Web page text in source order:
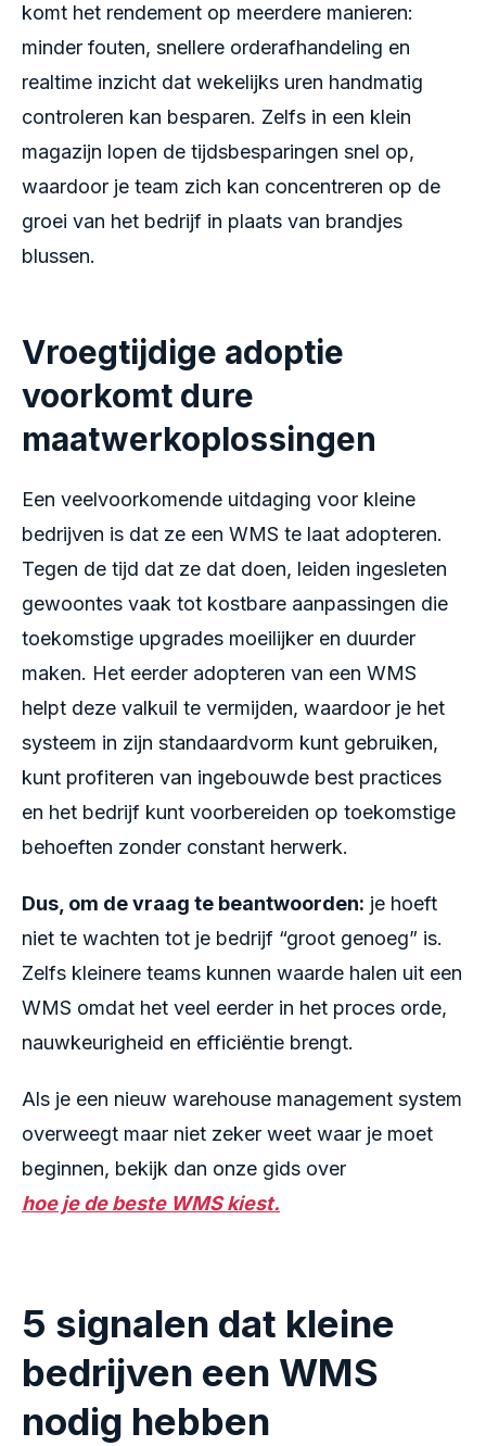
komt het rendement op meerdere manieren:
minder fouten, snellere orderafhandeling en
realtime inzicht dat wekelijks uren handmatig
controleren kan besparen. Zelfs in een klein
magazijn lopen de tijdsbesparingen snel op,
waardoor je team zich kan concentreren op de
groei van het bedrijf in plaats van brandjes
blussen.
Vroegtijdige adoptie
voorkomt dure
maatwerkoplossingen
Een veelvoorkomende uitdaging voor kleine
bedrijven is dat ze een WMS te laat adopteren.
Tegen de tijd dat ze dat doen, leiden ingesleten
gewoontes vaak tot kostbare aanpassingen die
toekomstige upgrades moeilijker en duurder
maken. Het eerder adopteren van een WMS
helpt deze valkuil te vermijden, waardoor je het
systeem in zijn standaardvorm kunt gebruiken,
kunt profiteren van ingebouwde best practices
en het bedrijf kunt voorbereiden op toekomstige
behoeften zonder constant herwerk.
Dus, om de vraag te beantwoorden: je hoeft
niet te wachten tot je bedrijf “groot genoeg” is.
Zelfs kleinere teams kunnen waarde halen uit een
WMS omdat het veel eerder in het proces orde,
nauwkeurigheid en efficiëntie brengt.
Als je een nieuw warehouse management system
overweegt maar niet zeker weet waar je moet
beginnen, bekijk dan onze gids over
hoe je de beste WMS kiest.
5 signalen dat kleine
bedrijven een WMS
nodig hebben